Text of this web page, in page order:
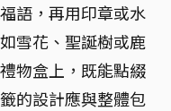
語，再用印章或水
雪花、聖誕樹或鹿
物盒上，既能點綴
的設計應與整體包